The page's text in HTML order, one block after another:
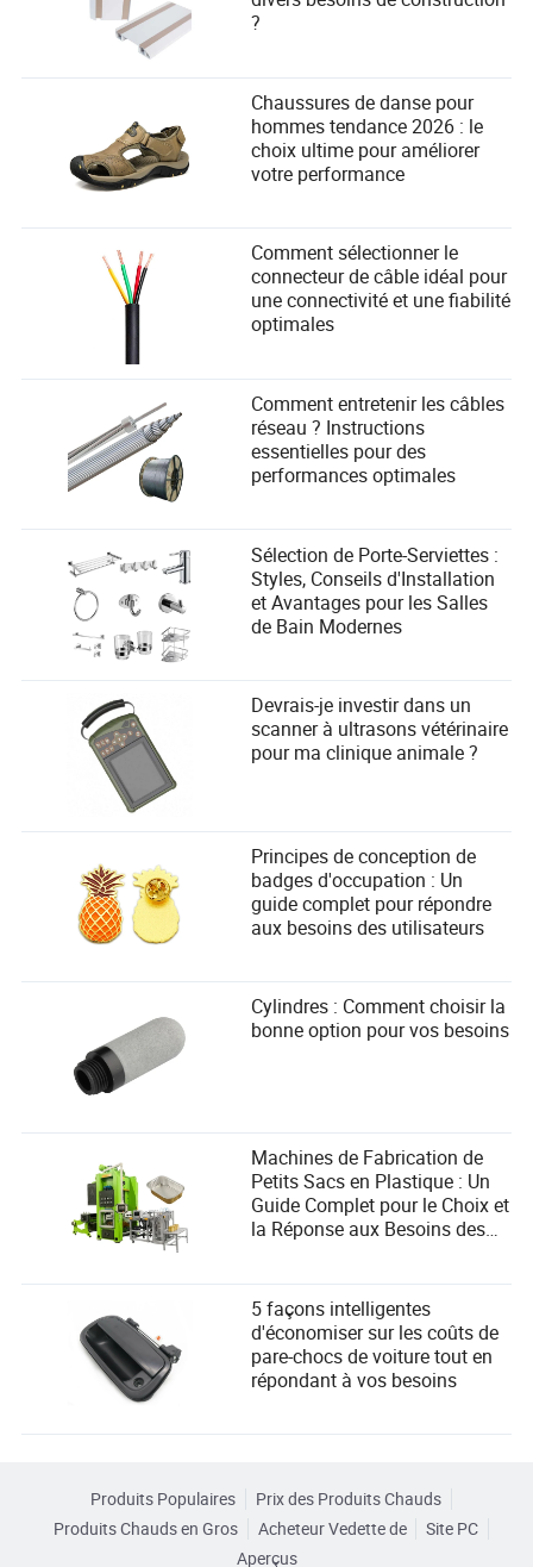
?
Chaussures de danse pour
hommes tendance 2026 : le
choix ultime pour améliorer
votre performance
Comment sélectionner le
connecteur de câble idéal pour
une connectivité et une fiabilité
optimales
Comment entretenir les câbles
réseau ? Instructions
essentielles pour des
performances optimales
Sélection de Porte-Serviettes :
Styles, Conseils d'Installation
et Avantages pour les Salles
de Bain Modernes
Devrais-je investir dans un
scanner à ultrasons vétérinaire
pour ma clinique animale ?
Principes de conception de
badges d'occupation : Un
guide complet pour répondre
aux besoins des utilisateurs
Cylindres : Comment choisir la
bonne option pour vos besoins
Machines de Fabrication de
Petits Sacs en Plastique : Un
Guide Complet pour le Choix et
la Réponse aux Besoins des
5 façons intelligentes
d'économiser sur les coûts de
pare-chocs de voiture tout en
répondant à vos besoins
Produits Populaires
Prix des Produits Chauds
Produits Chauds en Gros
Acheteur Vedette de
Site PC
Aperçus